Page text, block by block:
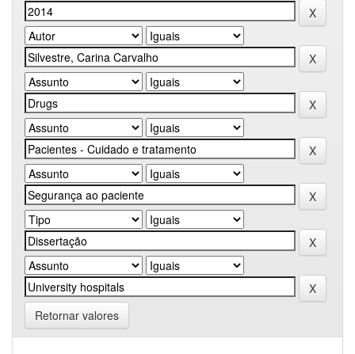
Retornar valores